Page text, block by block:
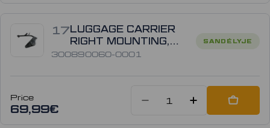
17LUGGAGE CARRIER
RIGHT MOUNTING,
300890060-0001
300890060-0001
SANDĖLYJE
Price
69,99€ Sumažinti kiekį:
Padidinti
Add